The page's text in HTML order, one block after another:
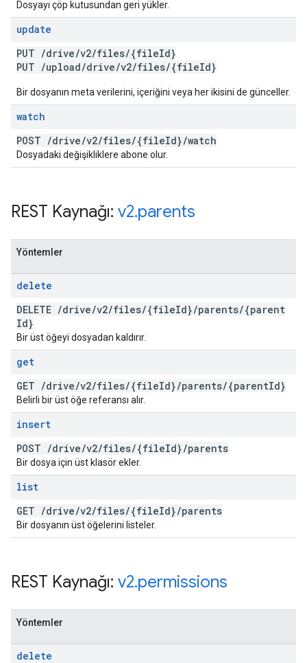
Dosyayı çöp kutusundan geri yükler.
update
PUT /drive/v2/files/{fileId}
PUT /upload/drive/v2/files/{fileId}
Bir dosyanın meta verilerini, içeriğini veya her ikisini de günceller.
watch
POST /drive/v2/files/{fileId}/watch
Dosyadaki değişikliklere abone olur.
REST Kaynağı: v2.parents
Yöntemler
delete
DELETE /drive/v2/files/{fileId}/parents/{parent
Id}
Bir üst öğeyi dosyadan kaldırır.
get
GET /drive/v2/files/{fileId}/parents/{parentId}
Belirli bir üst öğe referansı alır.
insert
POST /drive/v2/files/{fileId}/parents
Bir dosya için üst klasör ekler.
list
GET /drive/v2/files/{fileId}/parents
Bir dosyanın üst öğelerini listeler.
REST Kaynağı: v2.permissions
Yöntemler
delete